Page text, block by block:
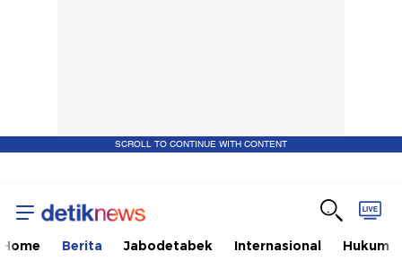
SCROLL TO CONTINUE WITH CONTENT
Home Berita Jabodetabek Internasional Hukum